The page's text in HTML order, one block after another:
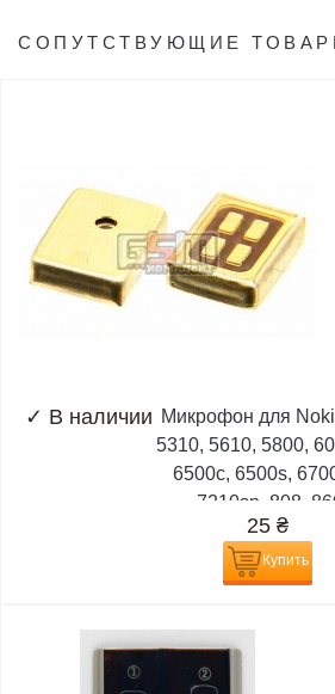
СОПУТСТВУЮЩИЕ
✓ В наличии Микрофон для
5310, 5610, 5800,
6500c, 6500s,
7210sn, 808,
25 ₴
Купить